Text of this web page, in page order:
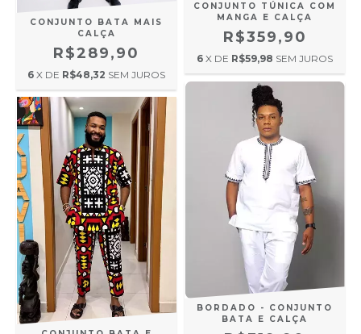
CONJUNTO BATA MAIS
CALÇA
R$289,90
6 X DE R$48,32 SEM JUROS
CONJUNTO TÚNICA COM
MANGA E CALÇA
R$359,90
6 X DE R$59,98 SEM JUROS
BORDADO - CONJUNTO
BATA E CALÇA